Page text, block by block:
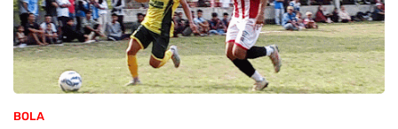
BOLA